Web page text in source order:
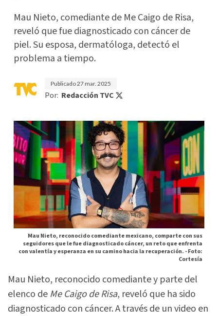
Mau Nieto, comediante de Me Caigo de Risa,
reveló que fue diagnosticado con cáncer de
piel. Su esposa, dermatóloga, detectó el
problema a tiempo.
Publicado27 mar. 2025
Por: Redacción TVC
Mau Nieto, reconocido comediante mexicano, comparte con sus
seguidores que le fue diagnosticado cáncer, un reto que enfrenta
con valentía y esperanza en su camino hacia la recuperación. -Foto:
Cortesía
Mau Nieto, reconocido comediante y parte del
elenco de Me Caigo de Risa, reveló que ha sido
diagnosticado con cáncer. A través de un video en